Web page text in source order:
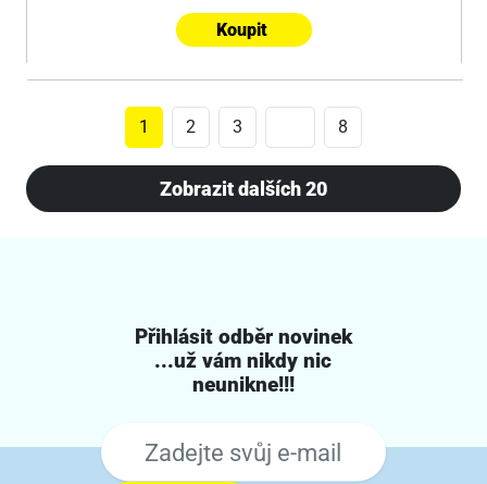
Koupit
1 2 3 8
Zobrazit dalších 20
Přihlásit odběr novinek
...už vám nikdy nic
neunikne!!!